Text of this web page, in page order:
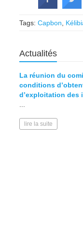
Tags: Capbon
Actualités
La réunion du
conditions
d’exploitation des
lire la suite